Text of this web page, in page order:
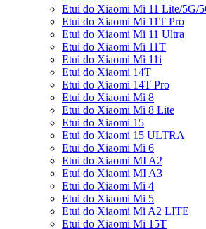
Etui do Xiaomi Mi 11 Lite/5G/
Etui do Xiaomi Mi 11T Pro
Etui do Xiaomi Mi 11 Ultra
Etui do Xiaomi Mi 11T
Etui do Xiaomi Mi 11i
Etui do Xiaomi 14T
Etui do Xiaomi 14T Pro
Etui do Xiaomi Mi 8
Etui do Xiaomi Mi 8 Lite
Etui do Xiaomi 15
Etui do Xiaomi 15 ULTRA
Etui do Xiaomi Mi 6
Etui do Xiaomi MI A2
Etui do Xiaomi MI A3
Etui do Xiaomi Mi 4
Etui do Xiaomi Mi 5
Etui do Xiaomi Mi A2 LITE
Etui do Xiaomi Mi 15T